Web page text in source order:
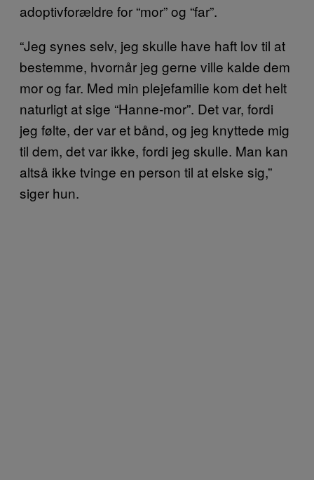
adoptivforældre for “mor” og “far”.
“Jeg synes selv, jeg skulle have haft lov til at
bestemme, hvornår jeg gerne ville kalde dem
mor og far. Med min plejefamilie kom det helt
naturligt at sige “Hanne-mor”. Det var, fordi
jeg følte, der var et bånd, og jeg knyttede mig
til dem, det var ikke, fordi jeg skulle. Man kan
altså ikke tvinge en person til at elske sig,”
siger hun.